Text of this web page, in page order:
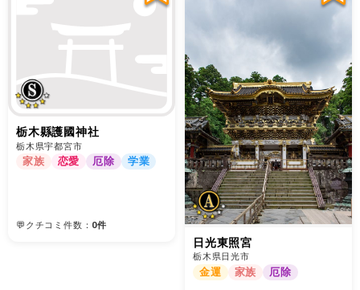
栃木縣護國神社
栃木県宇都宮市
家族 恋愛 厄除 学業
💬クチコミ件数： 0件
日光東照宮
栃木県日光市
金運 家族 厄除